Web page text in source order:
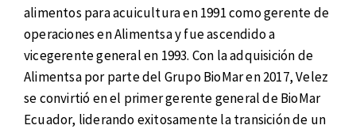
alimentos para acuicultura en 1991 como gerente de
operaciones en Alimentsa y fue ascendido a
vicegerente general en 1993. Con la adquisición de
Alimentsa por parte del Grupo BioMar en 2017, Velez
se convirtió en el primer gerente general de BioMar
Ecuador, liderando exitosamente la transición de un